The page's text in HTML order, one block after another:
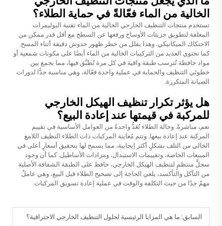
الخالية من الماء فعّالةً في حماية الطلاء؟
تستخدم منتجات التنظيف الخارجي الخالية من الماء تقنية البوليمرات
المغلفة لتطويق جزيئات الأوساخ ورفعها عن السطح مع أقل قدر ممكن من
الاحتكاك الميكانيكي. وهذا يقلل من خطر ظهور خدوش دقيقة أثناء المسح.
كما تحتوي العديد من التركيبات الخالية من الماء أيضًا على مكونات شمعية أو
مواد حافظة تُترسب طبقة واقية في كل مرة تُطبَّق فيها، مما يجمع بين
خطوتَي التنظيف والحماية في عملية واحدة فعّالة، وهي مناسبة جدًّا لدورات
الصيانة المتكررة.
هل يؤثر تكرار تنظيف الهيكل الخارجي
للمركبة في قيمتها عند إعادة البيع؟
نعم، مباشرةً. وحالة الطلاء تُعَدُّ واحدةً من العوامل الأساسية في تقييم
المركبة عند إعادة بيعها. وتتم مُعاينة المركبات ذات الطلاء النظيف اللامع
الخالي من التلف بشكلٍ أكثر إيجابية، مما يسمح لها بتحقيق أسعارٍ أعلى في
المبيعات الخاصة، وتقييمات الاستبدال، ومزادات الأساطيل. كما أن وجود
سجلٍّ منتظمٍ لتنظيف الهيكل الخارجي، حافظ على الطبقة الشفافة الأصلية
من التآكل والتأكسد، يلغي الحاجة إلى تصحيح الطلاء قبل البيع، وهي عاملٌ
مهمٌ جدًا من حيث التكلفة والوقت في عملية إعادة تسويق المركبات.
السابق: ما هي المزايا الرئيسية لحلول التنظيف الخارجي الاحترافية؟